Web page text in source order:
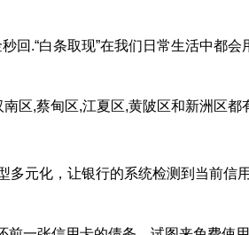
回.“白条取现”在我们日常生活中都会
区,蔡甸区,江夏区,黄陂区和新洲区都
多元化，让银行的系统检测到当前信